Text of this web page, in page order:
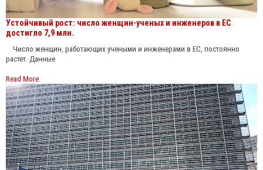
Устойчивый рост: число женщин-ученых и инженеров в ЕС
достигло 7,9 млн.
Число женщин, работающих учеными и инженерами в ЕС, постоянно
растет. Данные
Read More